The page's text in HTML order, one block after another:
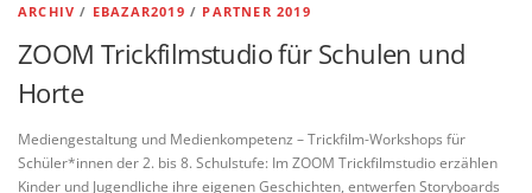
ARCHIV / EBAZAR2019 / PARTNER 2019
ZOOM Trickfilmstudio für Schulen und
Horte
Mediengestaltung und Medienkompetenz – Trickfilm-Workshops für
Schüler*innen der 2. bis 8. Schulstufe: Im ZOOM Trickfilmstudio erzählen
Kinder und Jugendliche ihre eigenen Geschichten, entwerfen Storyboards